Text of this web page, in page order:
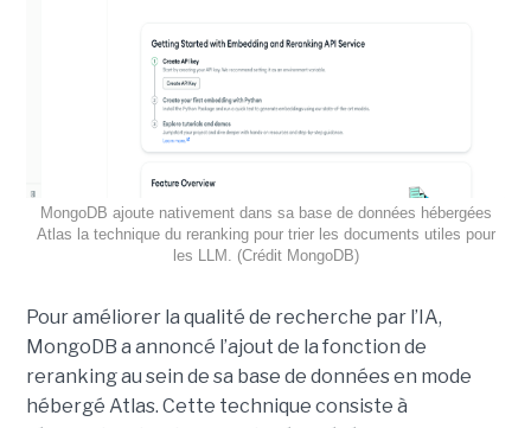
MongoDB ajoute nativement dans sa base de données hébergées
Atlas la technique du reranking pour trier les documents utiles pour
les LLM. (Crédit MongoDB)
Pour améliorer la qualité de recherche par l’IA,
MongoDB a annoncé l’ajout de la fonction de
reranking au sein de sa base de données en mode
hébergé Atlas. Cette technique consiste à